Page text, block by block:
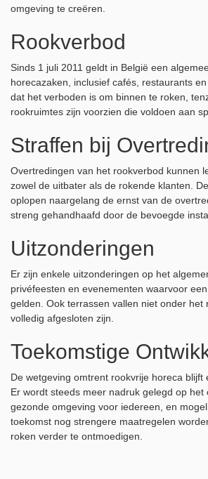
omgeving te creëren.
Rookverbod
Sinds 1 juli 2011 geldt in België een
horecazaken, inclusief cafés, restaurants
dat het verboden is om binnen te roken,
rookruimtes zijn voorzien die voldoen aan
Straffen bij
Overtredingen van het rookverbod kunnen
zowel de uitbater als de rokende klanten.
oplopen naargelang de ernst van de
streng gehandhaafd door de bevoegde
Uitzonderingen
Er zijn enkele uitzonderingen op het
privéfeesten en evenementen waarvoor
gelden. Ook terrassen vallen niet onder het
volledig afgesloten zijn.
Toekomstige
De wetgeving omtrent rookvrije horeca blijft
Er wordt steeds meer nadruk gelegd op het
gezonde omgeving voor iedereen, en
toekomst nog strengere maatregelen
roken verder te ontmoedigen.